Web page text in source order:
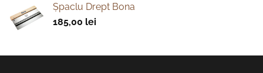
fost:
Şpaclu Drept Bona
185,00 lei